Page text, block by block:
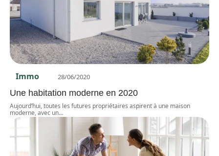
Immo 28/06/2020
Une habitation moderne en 2020
Aujourd’hui, toutes les futures propriétaires aspirent à une maison
moderne, avec un…